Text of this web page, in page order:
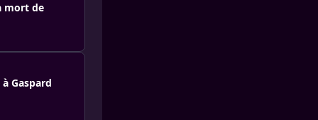
mort de
Gaspard